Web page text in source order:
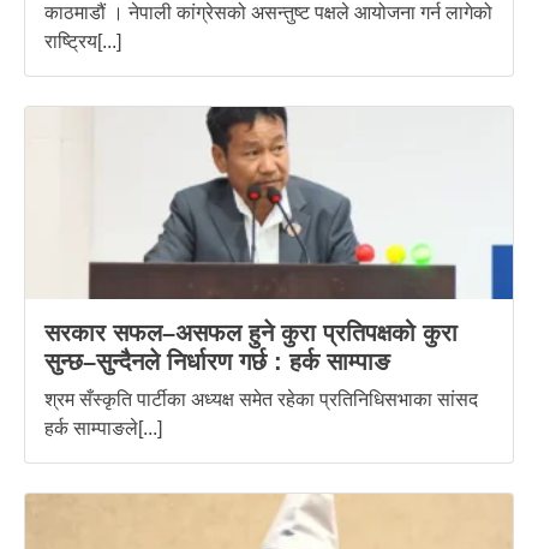
काठमाडौं । नेपाली कांग्रेसको असन्तुष्ट पक्षले आयोजना गर्न लागेको
राष्ट्रिय[...]
सरकार सफल–असफल हुने कुरा प्रतिपक्षको कुरा
सुन्छ–सुन्दैनले निर्धारण गर्छ : हर्क साम्पाङ
श्रम सँस्कृति पार्टीका अध्यक्ष समेत रहेका प्रतिनिधिसभाका सांसद
हर्क साम्पाङले[...]